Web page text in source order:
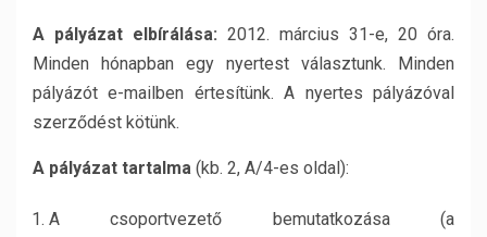
A pályázat elbírálása: 2012. március 31-e, 20 óra.
Minden hónapban egy nyertest választunk. Minden
pályázót e-mailben értesítünk. A nyertes pályázóval
szerződést kötünk.
A pályázat tartalma (kb. 2, A/4-es oldal):
A csoportvezető bemutatkozása (a